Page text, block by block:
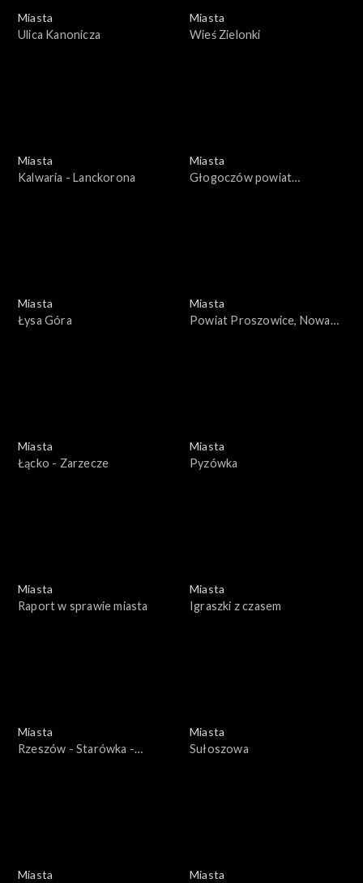
Miasta
Ulica Kanonicza
Miasta
Wieś Zielonki
Miasta
Kalwaria - Lanckorona
Miasta
Głogoczów powiat
Miasta
Łysa Góra
Miasta
Powiat Proszowice, Nowa
Miasta
Łącko - Zarzecze
Miasta
Pyzówka
Miasta
Raport w sprawie miasta
Miasta
Igraszki z czasem
Miasta
Rzeszów - Starówka -
Miasta
Sułoszowa
Miasta
Miasta